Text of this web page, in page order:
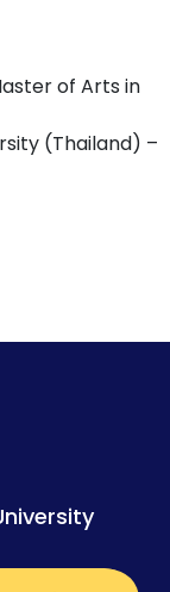
of Arts in
(Thailand) –